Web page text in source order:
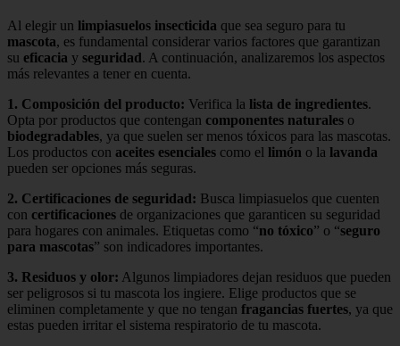
Al elegir un limpiasuelos insecticida que sea seguro para tu
mascota, es fundamental considerar varios factores que garantizan
su eficacia y seguridad. A continuación, analizaremos los aspectos
más relevantes a tener en cuenta.
1. Composición del producto: Verifica la lista de ingredientes.
Opta por productos que contengan componentes naturales o
biodegradables, ya que suelen ser menos tóxicos para las mascotas.
Los productos con aceites esenciales como el limón o la lavanda
pueden ser opciones más seguras.
2. Certificaciones de seguridad: Busca limpiasuelos que cuenten
con certificaciones de organizaciones que garanticen su seguridad
para hogares con animales. Etiquetas como “no tóxico” o “seguro
para mascotas” son indicadores importantes.
3. Residuos y olor: Algunos limpiadores dejan residuos que pueden
ser peligrosos si tu mascota los ingiere. Elige productos que se
eliminen completamente y que no tengan fragancias fuertes, ya que
estas pueden irritar el sistema respiratorio de tu mascota.